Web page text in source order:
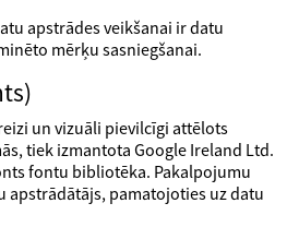
apstrādes veikšanai ir datu
mērķu sasniegšanai.
un vizuāli pievilcīgi attēlots
tiek izmantota Google Ireland Ltd.
fontu bibliotēka. Pakalpojumu
apstrādātājs, pamatojoties uz datu